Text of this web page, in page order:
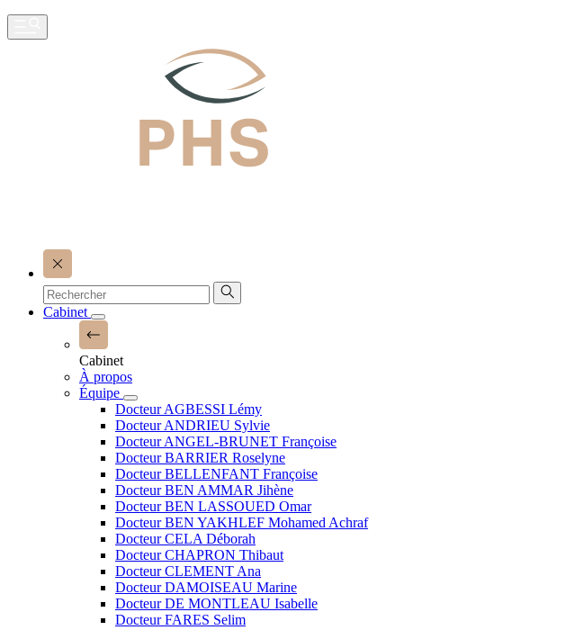
Cabinet
Cabinet
À propos
Équipe
Docteur AGBESSI Lémy
Docteur ANDRIEU Sylvie
Docteur ANGEL-BRUNET Françoise
Docteur BARRIER Roselyne
Docteur BELLENFANT Françoise
Docteur BEN AMMAR Jihène
Docteur BEN LASSOUED Omar
Docteur BEN YAKHLEF Mohamed Achraf
Docteur CELA Déborah
Docteur CHAPRON Thibaut
Docteur CLEMENT Ana
Docteur DAMOISEAU Marine
Docteur DE MONTLEAU Isabelle
Docteur FARES Selim